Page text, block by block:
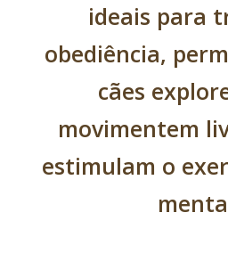
ideais para
obediência,
cães
movimentem
estimulam o